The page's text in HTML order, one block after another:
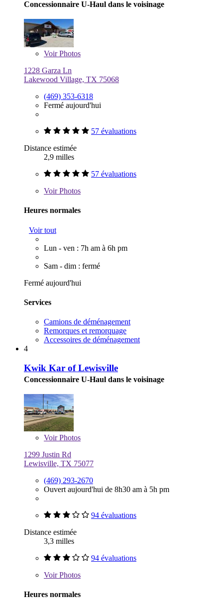
Concessionnaire U-Haul dans le voisinage
VoirPhotos
1228 Garza Ln
Lakewood Village, TX 75068
(469) 353-6318
Fermé aujourd'hui
57 évaluations
Distance estimée
2,9 milles
57 évaluations
VoirPhotos
Heures normales
Voir tout
Lun - ven : 7h am à 6h pm
Sam - dim : fermé
Fermé aujourd'hui
Services
Camions de déménagement
Remorques et remorquage
Accessoires de déménagement
4
Kwik Kar of Lewisville
Concessionnaire U-Haul dans le voisinage
VoirPhotos
1299 Justin Rd
Lewisville, TX 75077
(469) 293-2670
Ouvert aujourd'hui de 8h30 am à 5h pm
94 évaluations
Distance estimée
3,3 milles
94 évaluations
VoirPhotos
Heures normales